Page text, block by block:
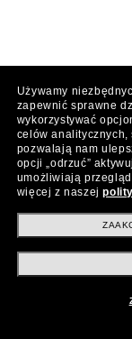
Używamy
zapewnić sprawne
wykorzystywać
celów analitycznych,
pozwalają nam
opcji „odrzuć”
umożliwiają
więcej z naszej